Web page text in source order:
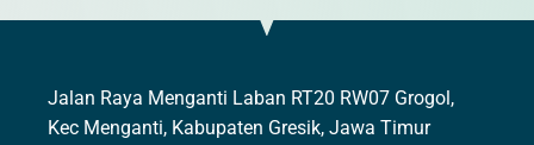
Jalan Raya Menganti Laban RT20 RW07 Grogol,
Kec Menganti, Kabupaten Gresik, Jawa Timur